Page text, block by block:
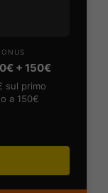
+ 150€
sul primo
a 150€